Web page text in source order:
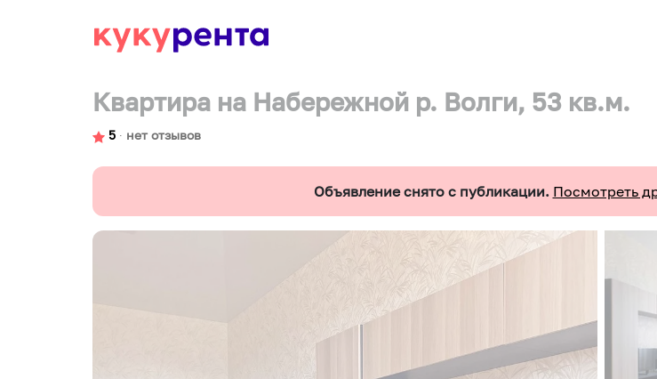
Квартира на Набережной р. Волги, 53 кв.м.
5 ∙ нет отзывов
Объявление снято с публикации. Посмотреть